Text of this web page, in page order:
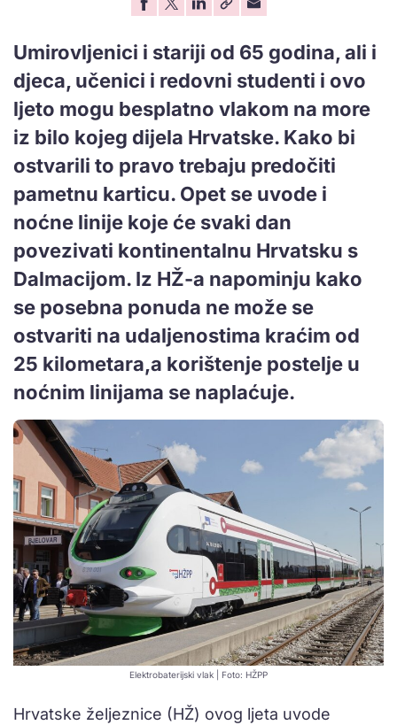
Umirovljenici i stariji od 65 godina, ali i
djeca, učenici i redovni studenti i ovo
ljeto mogu besplatno vlakom na more
iz bilo kojeg dijela Hrvatske. Kako bi
ostvarili to pravo trebaju predočiti
pametnu karticu. Opet se uvode i
noćne linije koje će svaki dan
povezivati kontinentalnu Hrvatsku s
Dalmacijom. Iz HŽ-a napominju kako
se posebna ponuda ne može se
ostvariti na udaljenostima kraćim od
25 kilometara,a korištenje postelje u
noćnim linijama se naplaćuje.
Elektrobaterijski vlak | Foto: HŽPP
Hrvatske željeznice (HŽ) ovog ljeta uvode